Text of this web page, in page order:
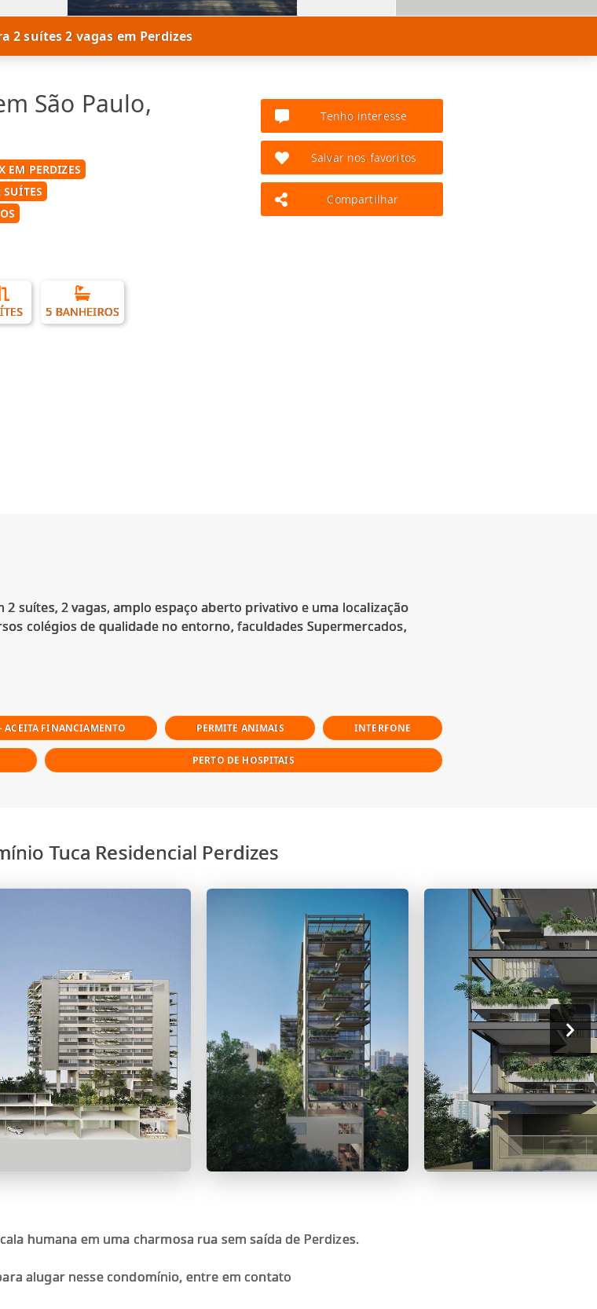
2 suítes 2 vagas em Perdizes
São Paulo,
EM PERDIZES
5 BANHEIROS
Tenho interesse
Salvar nos favoritos
Compartilhar
suítes, 2 vagas, amplo espaço aberto privativo e uma localização
colégios de qualidade no entorno, faculdades Supermercados,
ACEITA FINANCIAMENTO PERMITE ANIMAIS INTERFONE
PERTO DE HOSPITAIS
Tuca Residencial Perdizes
humana em uma charmosa rua sem saída de Perdizes.
alugar nesse condomínio, entre em contato